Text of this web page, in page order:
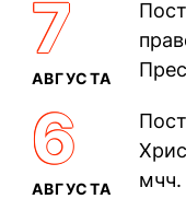
7
АВГУСТА
прп.
6
АВГУСТА
мчч.